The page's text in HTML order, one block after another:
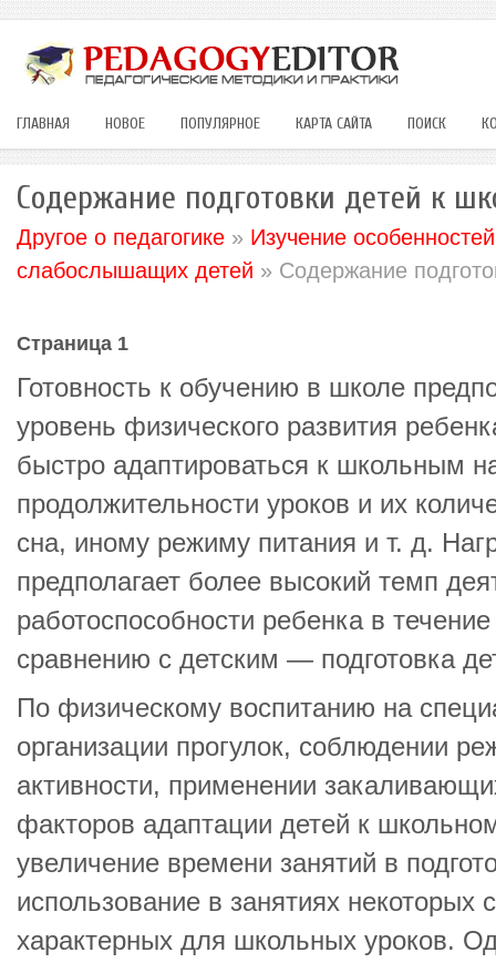
ГЛАВНАЯ НОВОЕ ПОПУЛЯРНОЕ КАРТА САЙТА ПОИСК
Содержание подготовки детей к
Другое о педагогике » Изучение
слабослышащих детей » Содержание
Страница 1
Готовность к обучению в школе
уровень физического развития
быстро адаптироваться к школьным
продолжительности уроков и их
сна, иному режиму питания и т. д.
предполагает более высокий темп
работоспособности ребенка в
сравнению с детским — подготовка
По физическому воспитанию на
организации прогулок, соблюдении
активности, применении
факторов адаптации детей к
увеличение времени занятий в
использование в занятиях некоторых
характерных для школьных уроков.